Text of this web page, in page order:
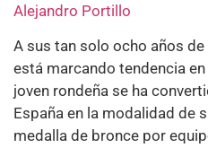
Alejandro Portillo
A sus tan solo ocho años
está marcando tendencia
joven rondeña se ha
España en la modalidad de
medalla de bronce por